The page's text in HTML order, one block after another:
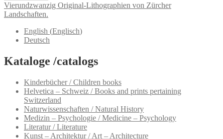
Vierundzwanzig Original-Lithographien von Zürcher
Landschaften.
English (Englisch)
Deutsch
Kataloge /catalogs
Kinderbücher / Children books
Helvetica – Schweiz / Books and prints pertaining
Switzerland
Naturwissenschaften / Natural History
Medizin – Psychologie / Medicine – Psychology
Literatur / Literature
Kunst – Architektur / Art – Architecture